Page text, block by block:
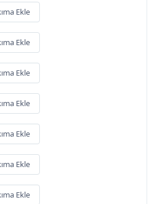
Ekle
Ekle
Ekle
Ekle
Ekle
Ekle
Ekle